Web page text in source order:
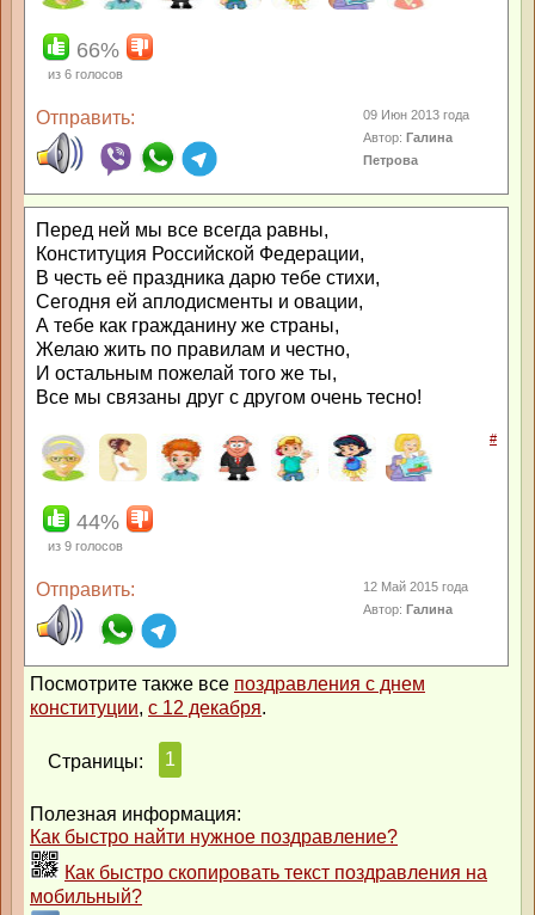
66%
из 6 голосов
Отправить:
09 Июн 2013 года
Автор:Галина
Петрова
Перед ней мы все всегда равны,
Конституция Российской Федерации,
В честь её праздника дарю тебе стихи,
Сегодня ей аплодисменты и овации,
А тебе как гражданину же страны,
Желаю жить по правилам и честно,
И остальным пожелай того же ты,
Все мы связаны друг с другом очень тесно!
#
44%
из 9 голосов
Отправить:
12 Май 2015 года
Автор:Галина
Посмотрите также все поздравления с днем
конституции, с 12 декабря.
Страницы: 1
Полезная информация:
Как быстро найти нужное поздравление?
Как быстро скопировать текст поздравления на
мобильный?